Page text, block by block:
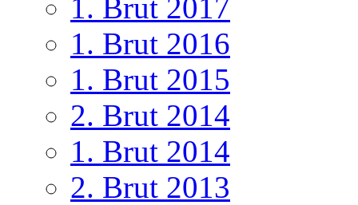
1. Brut 2017
1. Brut 2016
1. Brut 2015
2. Brut 2014
1. Brut 2014
2. Brut 2013